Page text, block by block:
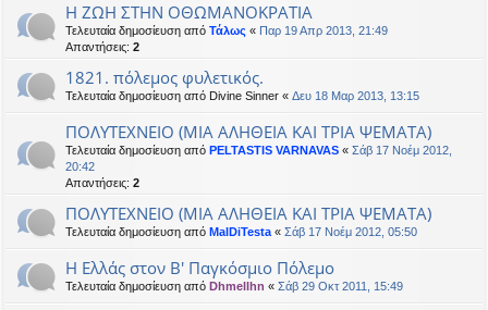
Η ΖΩΗ ΣΤΗΝ ΟΘΩΜΑΝΟΚΡΑΤΙΑ
Τελευταία δημοσίευση από Τάλως « Παρ 19 Απρ 2013, 21:49
Απαντήσεις: 2
1821. πόλεμος φυλετικός.
Τελευταία δημοσίευση από Divine Sinner « Δευ 18 Μαρ 2013, 13:15
ΠΟΛΥΤΕΧΝΕΙΟ (ΜΙΑ ΑΛΗΘΕΙΑ ΚΑΙ ΤΡΙΑ ΨΕΜΑΤΑ)
Τελευταία δημοσίευση από PELTASTIS VARNAVAS « Σάβ 17 Νοέμ 2012,
20:42
Απαντήσεις: 2
ΠΟΛΥΤΕΧΝΕΙΟ (ΜΙΑ ΑΛΗΘΕΙΑ ΚΑΙ ΤΡΙΑ ΨΕΜΑΤΑ)
Τελευταία δημοσίευση από MalDiTesta « Σάβ 17 Νοέμ 2012, 05:50
Η Ελλάς στον Β' Παγκόσμιο Πόλεμο
Τελευταία δημοσίευση από Dhmellhn « Σάβ 29 Οκτ 2011, 15:49